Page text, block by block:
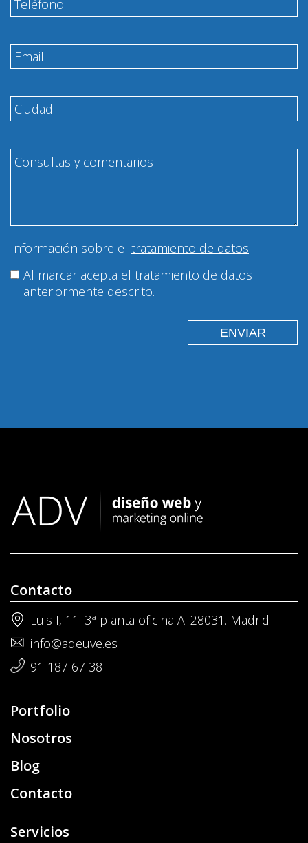
Información sobre el tratamiento de datos
Al marcar acepta el tratamiento de datos
anteriormente descrito.
Contacto
Luis I, 11. 3ª planta oficina A. 28031. Madrid
info@adeuve.es
91 187 67 38
Portfolio
Nosotros
Blog
Contacto
Servicios